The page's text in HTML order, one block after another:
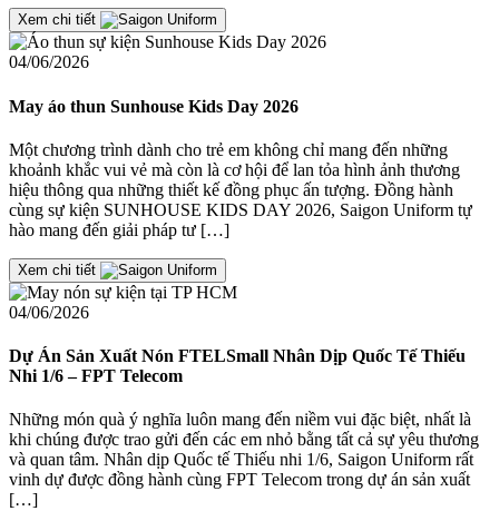
Xem chi tiết
04/06/2026
May áo thun Sunhouse Kids Day 2026
Một chương trình dành cho trẻ em không chỉ mang đến những
khoảnh khắc vui vẻ mà còn là cơ hội để lan tỏa hình ảnh thương
hiệu thông qua những thiết kế đồng phục ấn tượng. Đồng hành
cùng sự kiện SUNHOUSE KIDS DAY 2026, Saigon Uniform tự
hào mang đến giải pháp tư […]
Xem chi tiết
04/06/2026
Dự Án Sản Xuất Nón FTELSmall Nhân Dịp Quốc Tế Thiếu
Nhi 1/6 – FPT Telecom
Những món quà ý nghĩa luôn mang đến niềm vui đặc biệt, nhất là
khi chúng được trao gửi đến các em nhỏ bằng tất cả sự yêu thương
và quan tâm. Nhân dịp Quốc tế Thiếu nhi 1/6, Saigon Uniform rất
vinh dự được đồng hành cùng FPT Telecom trong dự án sản xuất
[…]